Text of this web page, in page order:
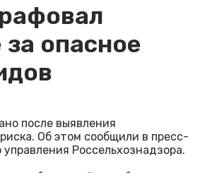
опасное
после выявления
Об этом сообщили в пресс-
Россельхознадзора.